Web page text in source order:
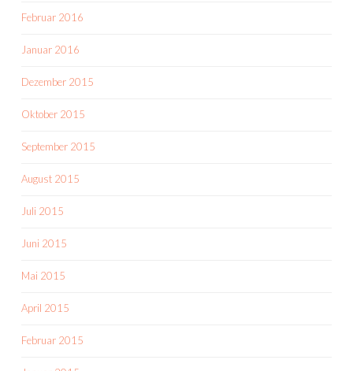
Februar 2016
Januar 2016
Dezember 2015
Oktober 2015
September 2015
August 2015
Juli 2015
Juni 2015
Mai 2015
April 2015
Februar 2015